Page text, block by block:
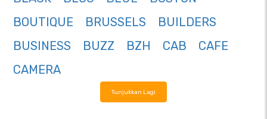
BOUTIQUE
BRUSSELS
BUILDERS
BUSINESS
BUZZ BZH CAB
CAFE
CAMERA
Tunjukkan Lagi